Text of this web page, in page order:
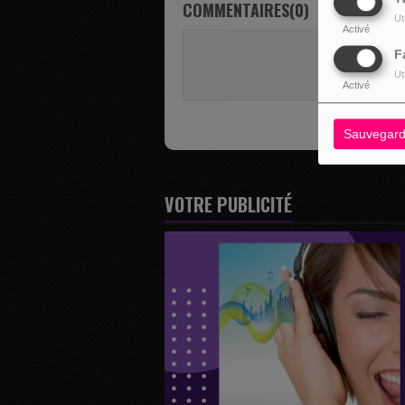
Activé
Activé
COMMENTAIRES(0)
Vous
VOTRE PUBLICITÉ